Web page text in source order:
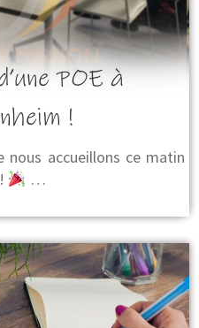
POE à
!
nous accueillons ce matin
…